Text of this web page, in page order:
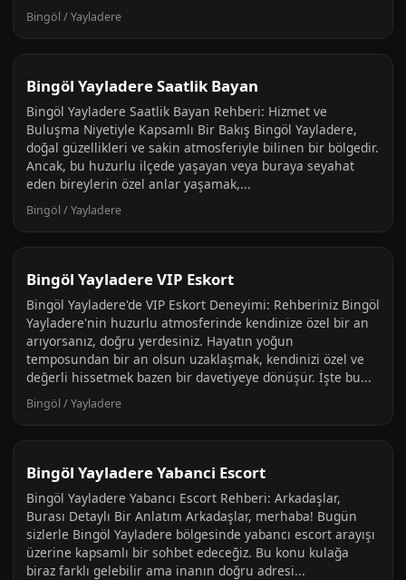
Bingöl / Yayladere
Bingöl Yayladere Saatlik Bayan
Bingöl Yayladere Saatlik Bayan Rehberi: Hizmet ve
Buluşma Niyetiyle Kapsamlı Bir Bakış Bingöl Yayladere,
doğal güzellikleri ve sakin atmosferiyle bilinen bir bölgedir.
Ancak, bu huzurlu ilçede yaşayan veya buraya seyahat
eden bireylerin özel anlar yaşamak,...
Bingöl / Yayladere
Bingöl Yayladere VIP Eskort
Bingöl Yayladere'de VIP Eskort Deneyimi: Rehberiniz Bingöl
Yayladere'nin huzurlu atmosferinde kendinize özel bir an
arıyorsanız, doğru yerdesiniz. Hayatın yoğun
temposundan bir an olsun uzaklaşmak, kendinizi özel ve
değerli hissetmek bazen bir davetiyeye dönüşür. İşte bu...
Bingöl / Yayladere
Bingöl Yayladere Yabanci Escort
Bingöl Yayladere Yabancı Escort Rehberi: Arkadaşlar,
Burası Detaylı Bir Anlatım Arkadaşlar, merhaba! Bugün
sizlerle Bingöl Yayladere bölgesinde yabancı escort arayışı
üzerine kapsamlı bir sohbet edeceğiz. Bu konu kulağa
biraz farklı gelebilir ama inanın doğru adresi...